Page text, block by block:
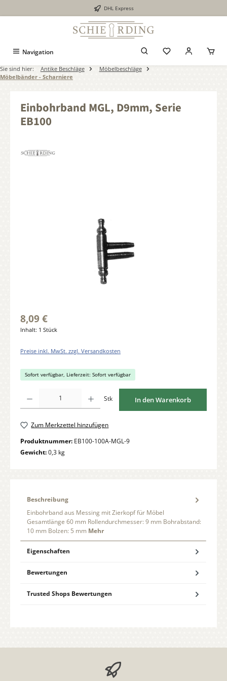
DHL Express
Navigation
Sie sind hier: Antike Beschläge
Möbelbeschläge
Möbelbänder - Scharniere
Einbohrband MGL, D9mm, Serie
EB100
8,09 €
Inhalt: 1 Stück
Preise inkl. MwSt. zzgl. Versandkosten
Sofort verfügbar, Lieferzeit: Sofort verfügbar
Stk In den Warenkorb
Zum Merkzettel hinzufügen
Produktnummer: EB100-100A-MGL-9
Gewicht:0,3 kg
Beschreibung
Einbohrband aus Messing mit Zierkopf für Möbel
Gesamtlänge 60 mm Rollendurchmesser: 9 mm Bohrabstand:
10 mm Bolzen: 5 mm Mehr
Eigenschaften
Bewertungen
Trusted Shops Bewertungen